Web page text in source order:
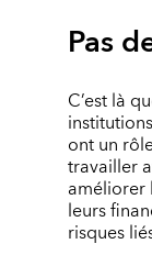
Pas
C’est là
ont un
travailler
améliorer
leurs
risques